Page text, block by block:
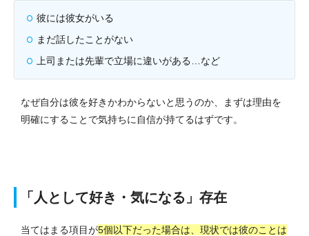
彼には彼女がいる
まだ話したことがない
上司または先輩で立場に違いがある…など
なぜ自分は彼を好きかわからないと思うのか、まずは理由を
明確にすることで気持ちに自信が持てるはずです。
「人として好き・気になる」存在
当てはまる項目が5個以下だった場合は、現状では彼のことは